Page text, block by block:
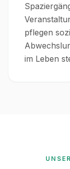
pflegen
im Leben